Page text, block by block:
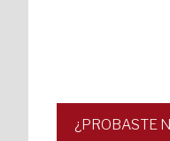
¿PROBASTE